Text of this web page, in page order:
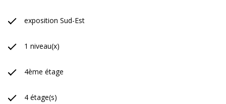
exposition Sud-Est
1 niveau(x)
4ème étage
4 étage(s)